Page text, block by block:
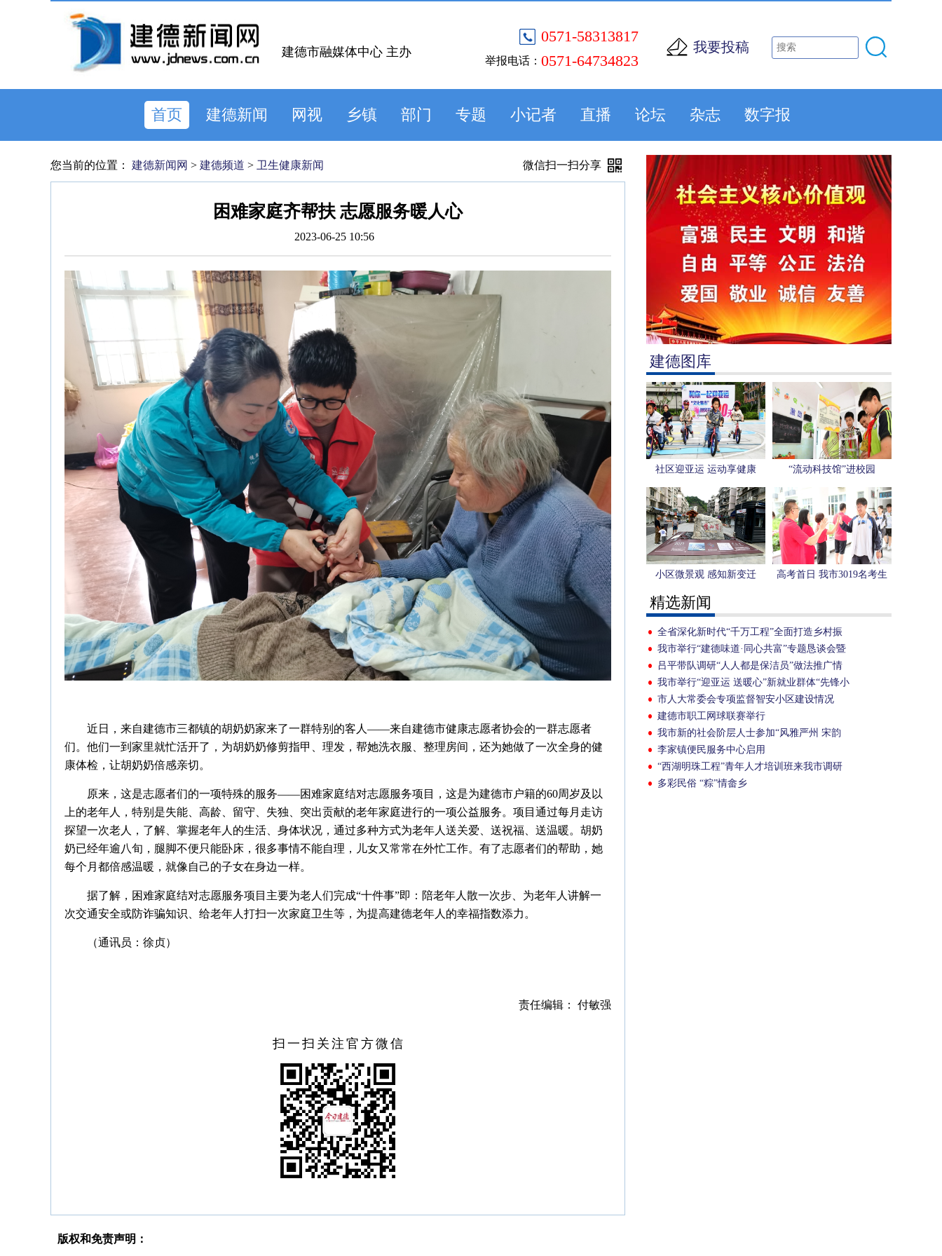
0571-58313817
举报电话： 0571-64734823
我要投稿
建德市融媒体中心 主办
首页 建德新闻 网视 乡镇 部门 专题 小记者 直播 论坛 杂志 数字报
建德图库
社区迎亚运 运动享健康 “流动科技馆”进校园
小区微景观 感知新变迁
高考首日 我市3019名考生
精选新闻
全省深化新时代“千万工程”全面打造乡村振
兴浙江样板推进会举行
我市举行“建德味道·同心共富”专题恳谈会暨
招商引才推介会
吕平带队调研“人人都是保洁员”做法推广情
况
我市举行“迎亚运 送暖心”新就业群体“先锋小
哥”表彰活动
市人大常委会专项监督智安小区建设情况
建德市职工网球联赛举行
我市新的社会阶层人士参加“风雅严州 宋韵
端午”主题活动
李家镇便民服务中心启用
“西湖明珠工程”青年人才培训班来我市调研
多彩民俗 “粽”情畲乡
您当前的位置： 建德新闻网 > 建德频道 > 卫生健康新闻 微信扫一扫分享
困难家庭齐帮扶 志愿服务暖人心
2023-06-25 10:56
近日，来自建德市三都镇的胡奶奶家来了一群特别的客人——来自建德市健康志愿者协会的一群志愿者
们。他们一到家里就忙活开了，为胡奶奶修剪指甲、理发，帮她洗衣服、整理房间，还为她做了一次全身的健
康体检，让胡奶奶倍感亲切。
原来，这是志愿者们的一项特殊的服务——困难家庭结对志愿服务项目，这是为建德市户籍的60周岁及以
上的老年人，特别是失能、高龄、留守、失独、突出贡献的老年家庭进行的一项公益服务。项目通过每月走访
探望一次老人，了解、掌握老年人的生活、身体状况，通过多种方式为老年人送关爱、送祝福、送温暖。胡奶
奶已经年逾八旬，腿脚不便只能卧床，很多事情不能自理，儿女又常常在外忙工作。有了志愿者们的帮助，她
每个月都倍感温暖，就像自己的子女在身边一样。
据了解，困难家庭结对志愿服务项目主要为老人们完成“十件事”即：陪老年人散一次步、为老年人讲解一
次交通安全或防诈骗知识、给老年人打扫一次家庭卫生等，为提高建德老年人的幸福指数添力。
（通讯员：徐贞）
责任编辑： 付敏强
扫一扫关注官方微信
版权和免责声明：